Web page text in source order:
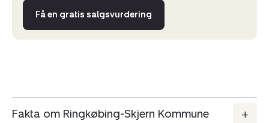
Få en gratis salgsvurdering
Fakta om Ringkøbing-Skjern Kommune